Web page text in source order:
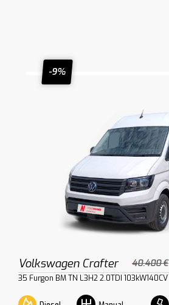
-9%
Volkswagen Crafter 40.400 €
35 Furgon BM TN L3H2 2.0TDI 103kW140CV